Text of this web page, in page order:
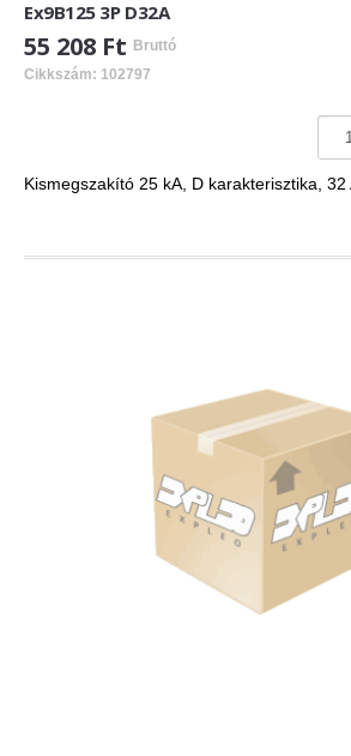
Ex9B125 3P D32A
55 208 Ft Bruttó
Cikkszám: 102797
Kismegszakító 25 kA, D karakterisztika, 32